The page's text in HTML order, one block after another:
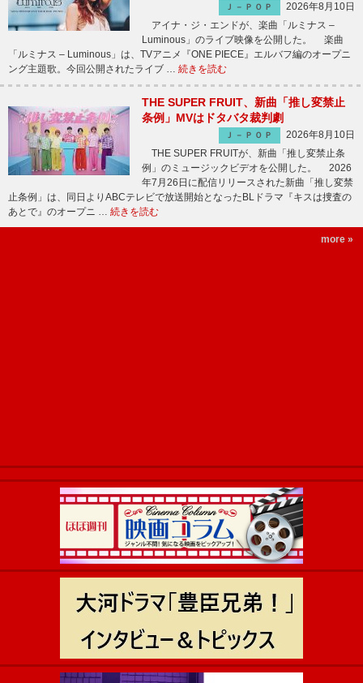
Ｊ－ＰＯＰ
2026年8月10日
アイナ・ジ・エンドが、楽曲「ルミナス –
Luminous」のライブ映像を公開した。 楽曲
「ルミナス – Luminous」は、TVアニメ『ONE PIECE』エルバフ編のオープニ
ング主題歌。今回公開されたライブ … 続きを読む
THE SUPER FRUIT、新曲「推し変禁止
条例」MVはドタバタ裁判劇
Ｊ－ＰＯＰ
2026年8月10日
THE SUPER FRUITが、新曲「推し変禁止条
例」のミュージックビデオを公開した。 2026
年7月26日に配信リリースされた新曲「推し変禁
止条例」は、同日よりABCテレビで放送開始となったBLドラマ『キスは捜査の
あとで』のオープニ … 続きを読む
more »